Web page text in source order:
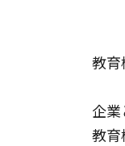
教育
企
教育